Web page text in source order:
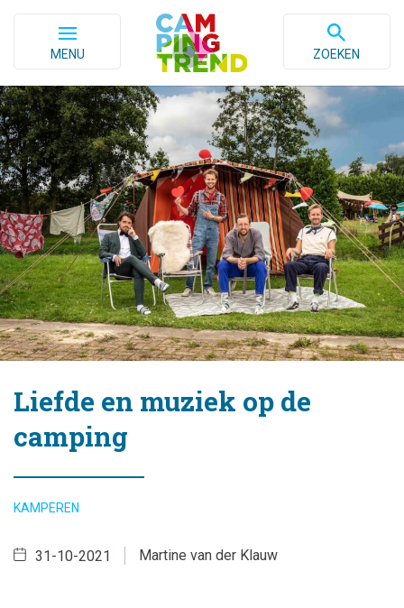
MENU ZOEKEN
Liefde en muziek op de
camping
KAMPEREN
Martine van der Klauw
31-10-2021